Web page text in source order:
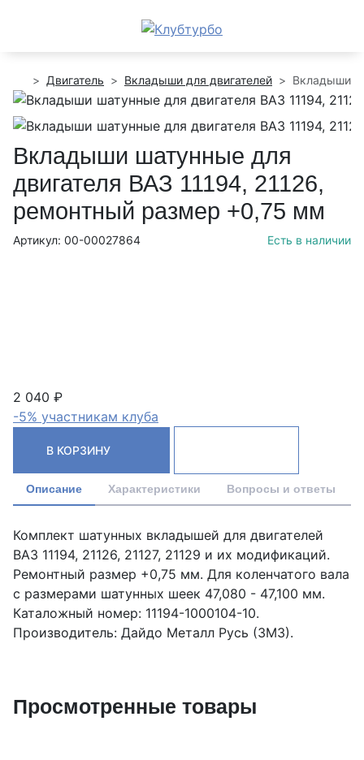
Двигатель Вкладыши для двигателей Вкладыши
Вкладыши шатунные для
двигателя ВАЗ 11194, 21126,
ремонтный размер +0,75 мм
Артикул: 00-00027864 Есть в наличии
2 040 ₽
-5% участникам клуба
В КОРЗИНУ
Описание Характеристики Вопросы и ответы
Комплект шатунных вкладышей для двигателей
ВАЗ 11194, 21126, 21127, 21129 и их модификаций.
Ремонтный размер +0,75 мм. Для коленчатого вала
с размерами шатунных шеек 47,080 - 47,100 мм.
Каталожный номер: 11194-1000104-10.
Производитель: Дайдо Металл Русь (ЗМЗ).
Просмотренные товары